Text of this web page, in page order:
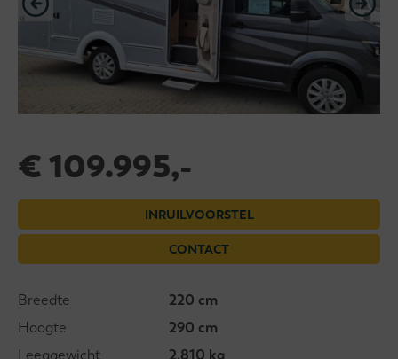
€ 109.995,-
INRUILVOORSTEL
CONTACT
Breedte
220 cm
Hoogte
290 cm
Leeggewicht
2.810 kg